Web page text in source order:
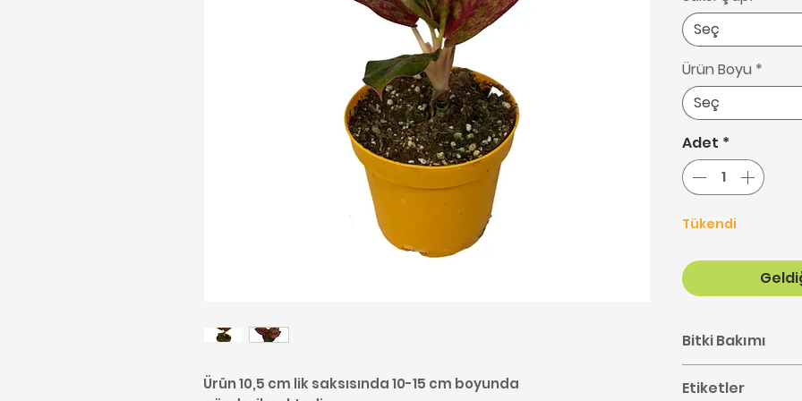
Ürün 10,5 cm lik saksısında 10-15 cm boyunda
Seç
Ürün Boyu *
Seç
Adet *
Tükendi
Bitki Bakımı
buradan
Etiketler